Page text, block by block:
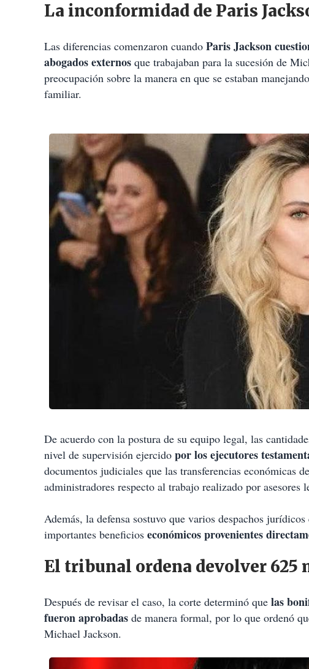
La inconformidad de Paris
Las diferencias comenzaron cuando Paris Jackson
abogados externos que trabajaban para la sucesión de
preocupación sobre la manera en que se estaban
familiar.
De acuerdo con la postura de su equipo legal, las
nivel de supervisión ejercido por los ejecutores
documentos judiciales que las transferencias económicas
administradores respecto al trabajo realizado por asesores
Además, la defensa sostuvo que varios despachos
importantes beneficios económicos provenientes
El tribunal ordena devolver 625
Después de revisar el caso, la corte determinó que las
fueron aprobadas de manera formal, por lo que ordenó
Michael Jackson.